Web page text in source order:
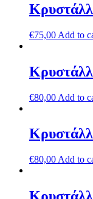
€75,00 Add to
€80,00 Add to
€80,00 Add to